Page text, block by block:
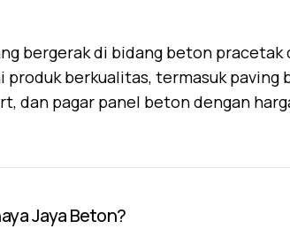
bergerak di bidang beton pracetak
berkualitas, termasuk paving
dan pagar panel beton dengan
Jaya Beton?